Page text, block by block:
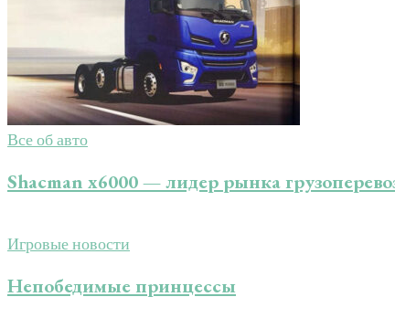
Все об авто
Shacman x6000 — лидер рынка
Игровые новости
Непобедимые принцессы